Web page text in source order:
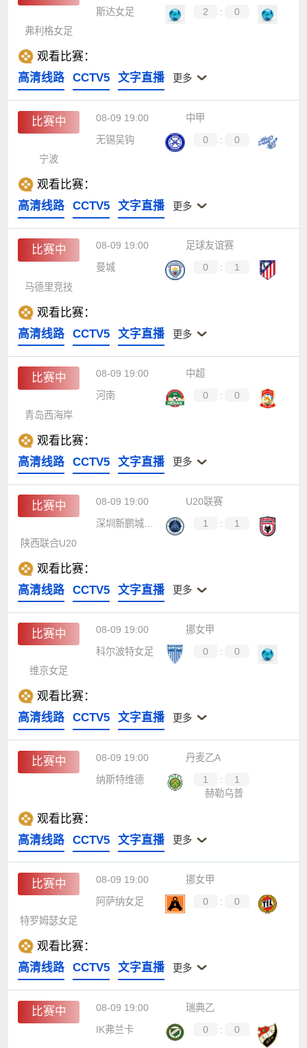
斯达女足
2 :
0
弗利格女足
观看比赛：
高清线路
CCTV5 文字直播 更多
比赛中 08-09 19:00
中甲
无锡吴钩
0 :
0
宁波
观看比赛：
高清线路
CCTV5 文字直播 更多
比赛中 08-09 19:00
足球友谊赛
曼城
0 :
1
马德里竞技
观看比赛：
高清线路
CCTV5 文字直播 更多
比赛中 08-09 19:00
中超
河南
0 :
0
青岛西海岸
观看比赛：
高清线路
CCTV5 文字直播 更多
比赛中 08-09 19:00
U20联赛
深圳新鹏城U20
1 :
1
陕西联合U20
观看比赛：
高清线路
CCTV5 文字直播 更多
比赛中 08-09 19:00
挪女甲
科尔波特女足
0 :
0
维京女足
观看比赛：
高清线路
CCTV5 文字直播 更多
比赛中 08-09 19:00
丹麦乙A
纳斯特维德
1 :
1
赫勒乌普
观看比赛：
高清线路
CCTV5 文字直播 更多
比赛中 08-09 19:00
挪女甲
阿萨纳女足
0 :
0
特罗姆瑟女足
观看比赛：
高清线路
CCTV5 文字直播 更多
比赛中 08-09 19:00
瑞典乙
IK弗兰卡
0 : 0